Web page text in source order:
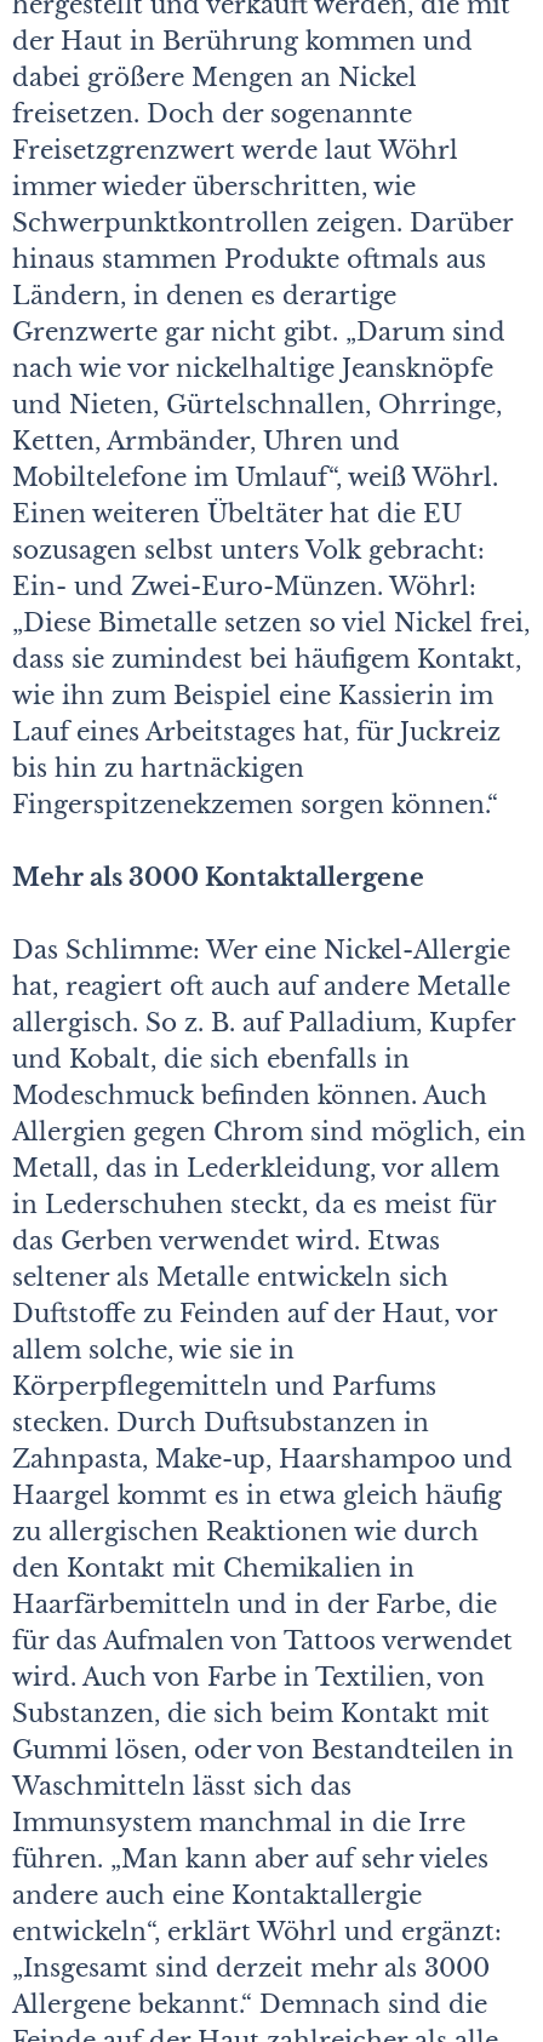
der Haut in Berührung kommen und
dabei größere Mengen an Nickel
freisetzen. Doch der sogenannte
Freisetzgrenzwert werde laut Wöhrl
immer wieder überschritten, wie
Schwerpunktkontrollen zeigen. Darüber
hinaus stammen Produkte oftmals aus
Ländern, in denen es derartige
Grenzwerte gar nicht gibt. „Darum sind
nach wie vor nickelhaltige Jeansknöpfe
und Nieten, Gürtelschnallen, Ohrringe,
Ketten, Armbänder, Uhren und
Mobiltelefone im Umlauf“, weiß Wöhrl.
Einen weiteren Übeltäter hat die EU
sozusagen selbst unters Volk gebracht:
Ein- und Zwei-Euro-Münzen. Wöhrl:
„Diese Bimetalle setzen so viel Nickel frei,
dass sie zumindest bei häufigem Kontakt,
wie ihn zum Beispiel eine Kassierin im
Lauf eines Arbeitstages hat, für Juckreiz
bis hin zu hartnäckigen
Fingerspitzenekzemen sorgen können.“
Mehr als 3000 Kontaktallergene
Das Schlimme: Wer eine Nickel-Allergie
hat, reagiert oft auch auf andere Metalle
allergisch. So z. B. auf Palladium, Kupfer
und Kobalt, die sich ebenfalls in
Modeschmuck befinden können. Auch
Allergien gegen Chrom sind möglich, ein
Metall, das in Lederkleidung, vor allem
in Lederschuhen steckt, da es meist für
das Gerben verwendet wird. Etwas
seltener als Metalle entwickeln sich
Duftstoffe zu Feinden auf der Haut, vor
allem solche, wie sie in
Körperpflegemitteln und Parfums
stecken. Durch Duftsubstanzen in
Zahnpasta, Make-up, Haarshampoo und
Haargel kommt es in etwa gleich häufig
zu allergischen Reaktionen wie durch
den Kontakt mit Chemikalien in
Haarfärbemitteln und in der Farbe, die
für das Aufmalen von Tattoos verwendet
wird. Auch von Farbe in Textilien, von
Substanzen, die sich beim Kontakt mit
Gummi lösen, oder von Bestandteilen in
Waschmitteln lässt sich das
Immunsystem manchmal in die Irre
führen. „Man kann aber auf sehr vieles
andere auch eine Kontaktallergie
entwickeln“, erklärt Wöhrl und ergänzt:
„Insgesamt sind derzeit mehr als 3000
Allergene bekannt.“ Demnach sind die